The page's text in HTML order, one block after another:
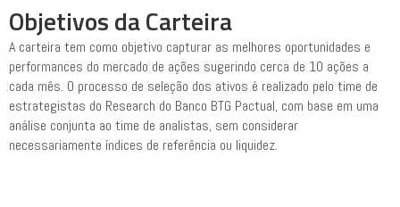
Objetivos da Carteira
A carteira tem como objetivo capturar as melhores oportunidades e
performances do mercado de ações sugerindo cerca de 10 ações a
cada mês. O processo de seleção dos ativos é realizado pelo time de
estrategistas do Research do Banco BTG Pactual, com base em uma
análise conjunta ao time de analistas, sem considerar
necessariamente índices de referência ou liquidez.